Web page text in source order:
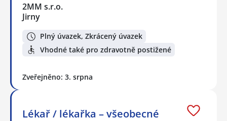
2MM s.r.o.
Jirny
Plný úvazek, Zkrácený úvazek
Vhodné také pro zdravotně postižené
Zveřejněno: 3. srpna
Lékař / lékařka – všeobecné